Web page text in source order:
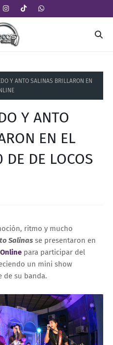
Y ANTO SALINAS BRILLARON EN
Y ANTO
EN EL
DE LOCOS
ritmo y mucho
Salinas se presentaron en
para participar del
un mini show
de su banda.